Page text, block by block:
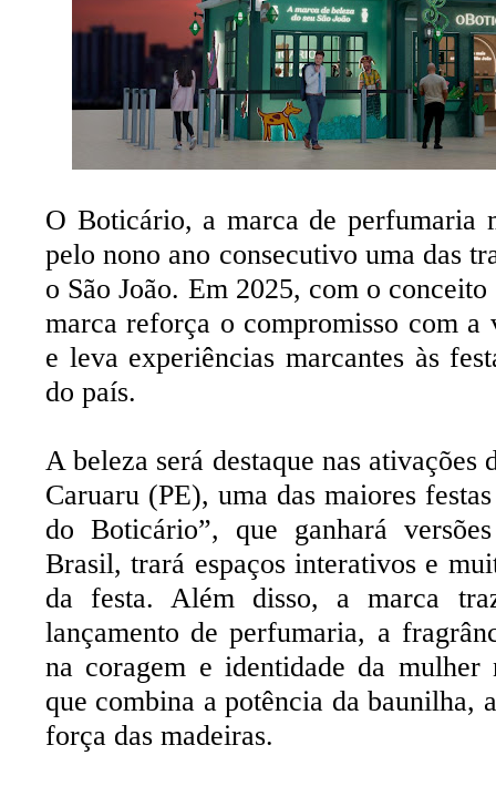
O Boticário, a marca de perfumaria
pelo nono ano consecutivo uma das
o São João. Em 2025, com o
marca reforça o compromisso com
e leva experiências marcantes às
do país.
A beleza será destaque nas ativações
Caruaru (PE), uma das maiores
do Boticário”, que ganhará
Brasil, trará espaços interativos e
da festa. Além disso, a marca
lançamento de perfumaria, a
na coragem e identidade da
que combina a potência da baunilha,
força das madeiras.